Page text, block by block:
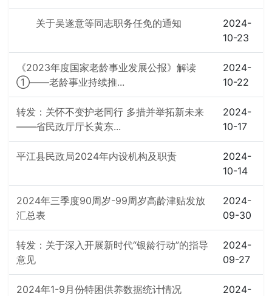
关于吴遂意等同志职务任免的通知
2024-
10-23
《2023年度国家老龄事业发展公报》解读
①——老龄事业持续推...
2024-
10-22
转发：关怀不变护老同行 多措并举拓新未来
——省民政厅厅长黄东...
2024-
10-17
平江县民政局2024年内设机构及职责
2024-
10-14
2024年三季度90周岁-99周岁高龄津贴发放
汇总表
2024-
09-30
转发：关于深入开展新时代“银龄行动”的指导
意见
2024-
09-27
2024年1-9月份特困供养数据统计情况
2024-